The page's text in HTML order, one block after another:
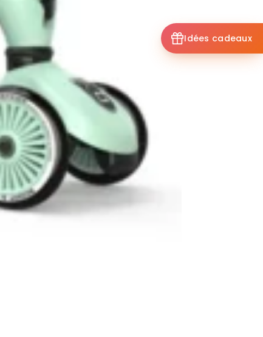
Idées cadeaux